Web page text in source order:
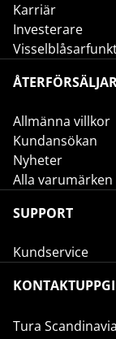
Karriär
Investerare
Allmänna villkor
Kundansökan
Nyheter
Alla varumärken
SUPPORT
Kundservice
Tura